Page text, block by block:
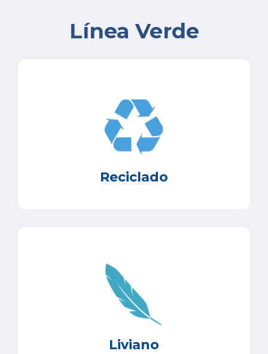
Línea Verde
Reciclado
Liviano